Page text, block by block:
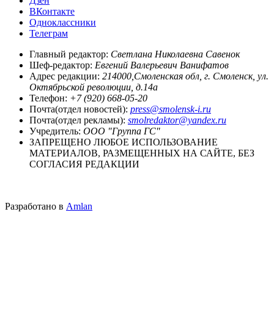
ВКонтакте
Одноклассники
Телеграм
Главный редактор: Светлана Николаевна Савенок
Шеф-редактор: Евгений Валерьевич Ванифатов
Адрес редакции: 214000,Смоленская обл, г. Смоленск, ул.
Октябрьской революции, д.14а
Телефон: +7 (920) 668-05-20
Почта(отдел новостей): press@smolensk-i.ru
Почта(отдел рекламы): smolredaktor@yandex.ru
Учредитель: ООО "Группа ГС"
ЗАПРЕЩЕНО ЛЮБОЕ ИСПОЛЬЗОВАНИЕ
МАТЕРИАЛОВ, РАЗМЕЩЕННЫХ НА САЙТЕ, БЕЗ
СОГЛАСИЯ РЕДАКЦИИ
Разработано в Amlan